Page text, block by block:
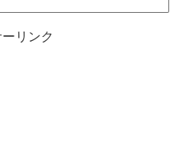
リンク